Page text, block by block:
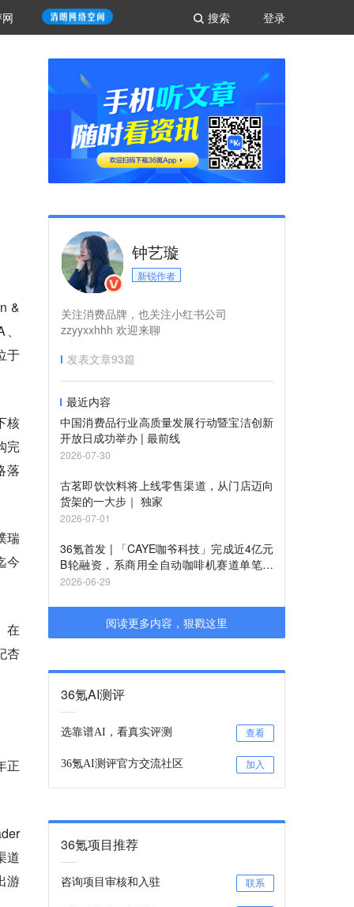
登录
搜索
&
于
核
完
落
瑞
今
在
杏
正
道
游
钟艺璇
新锐作者
关注消费品牌，也关注小红书公司
zzyyxxhhh 欢迎来聊
发表文章93篇
最近内容
中国消费品行业高质量发展行动暨宝洁创新
开放日成功举办 | 最前线
2026-07-30
古茗即饮饮料将上线零售渠道，从门店迈向
货架的一大步｜ 独家
2026-07-01
36氪首发 | 「CAYE咖爷科技」完成近4亿元
B轮融资，系商用全自动咖啡机赛道单笔最
大规模融资
2026-06-29
阅读更多内容，狠戳这里
36氪AI测评
选靠谱AI，看真实评测 查看
36氪AI测评官方交流社区 加入
36氪项目推荐
咨询项目审核和入驻 联系